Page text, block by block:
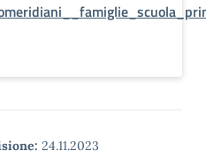
24.11.2023